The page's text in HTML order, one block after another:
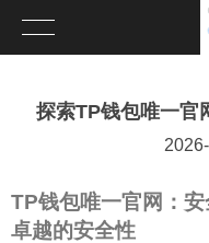
探索TP钱包唯一官
TP钱包唯一官网：
卓越的安全性